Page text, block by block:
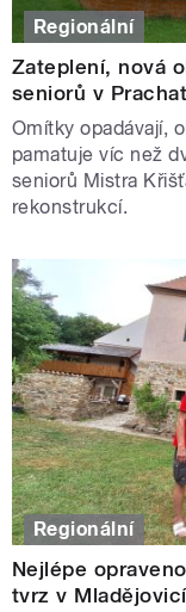
Regionální
Zateplení, nová
seniorů v
Omítky opadávají,
pamatuje víc než
seniorů Mistra
rekonstrukcí.
Regionální
Nejlépe
tvrz v